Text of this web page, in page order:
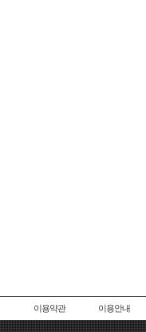
이용약관 이용안내